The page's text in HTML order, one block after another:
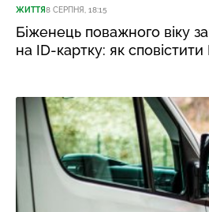
ЖИТТЯ8 СЕРПНЯ, 18:15
Біженець поважного віку
на ID-картку: як